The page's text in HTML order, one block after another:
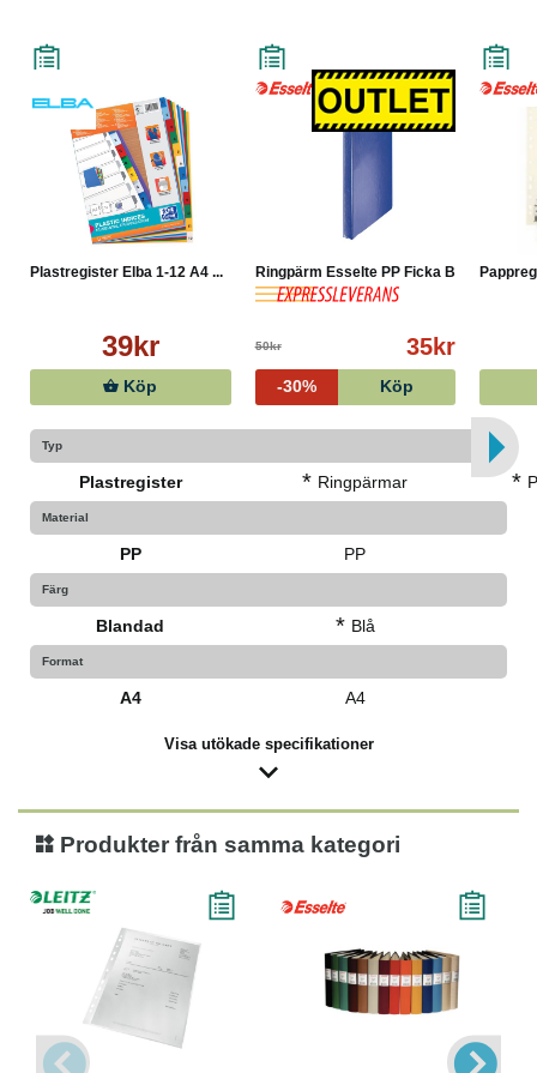
Plastregister Elba 1-12 A4 ...
39kr
Köp
Ringpärm Esselte PP Ficka B...
50kr 35kr
-30% Köp
Typ
Plastregister * Ringpärmar *
Material
PP PP
Färg
Blandad * Blå
Format
A4 A4
Visa utökade specifikationer
Produkter från samma kategori